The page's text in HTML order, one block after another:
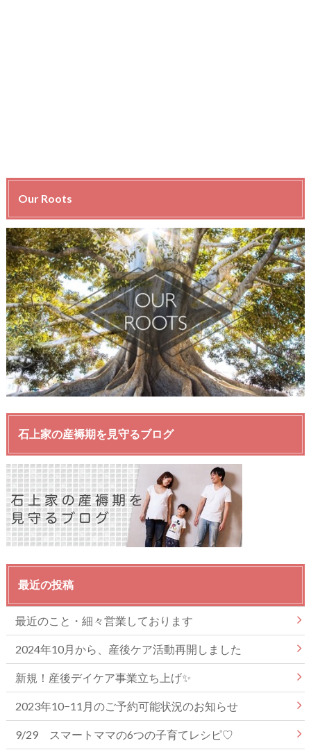
Our Roots
石上家の産褥期を見守るブログ
最近の投稿
最近のこと・細々営業しております
2024年10月から、産後ケア活動再開しました
新規！産後デイケア事業立ち上げ✨
2023年10−11月のご予約可能状況のお知らせ
9/29 スマートママの6つの子育てレシピ♡